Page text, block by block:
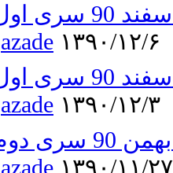
اول
azade ۱۳۹۰/۱۲/۶
اول
azade ۱۳۹۰/۱۲/۳
دوم
azade ۱۳۹۰/۱۱/۲۷